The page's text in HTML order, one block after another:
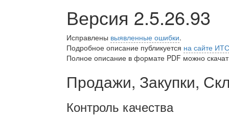
Версия 2.5.26.93
Исправлены выявленные ошибки.
Подробное описание публикуется на сайте ИТС
Полное описание в формате PDF можно
Продажи, Закупки,
Контроль качества